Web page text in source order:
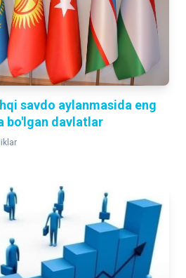
savdo aylanmasida eng
bo'lgan davlatlar